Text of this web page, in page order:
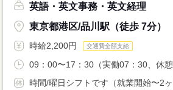
英語・英文事務・英文経理
東京都港区/品川駅（徒歩 7分）
時給2,200円 交通費全額支給
09：00〜17：30（実働07：30、休
時間/曜日シフトです（就業開始〜2